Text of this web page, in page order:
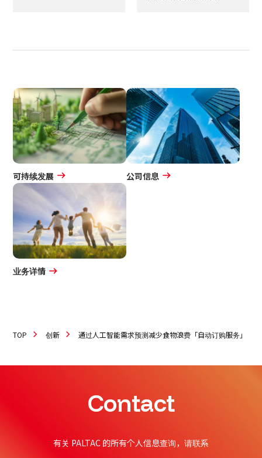
可持续发展 公司信息
业务详情
TOP 创新 通过人工智能需求预测减少食物浪费「自动订购服务」
Contact
有关 PALTAC 的所有个人信息查询，请联系